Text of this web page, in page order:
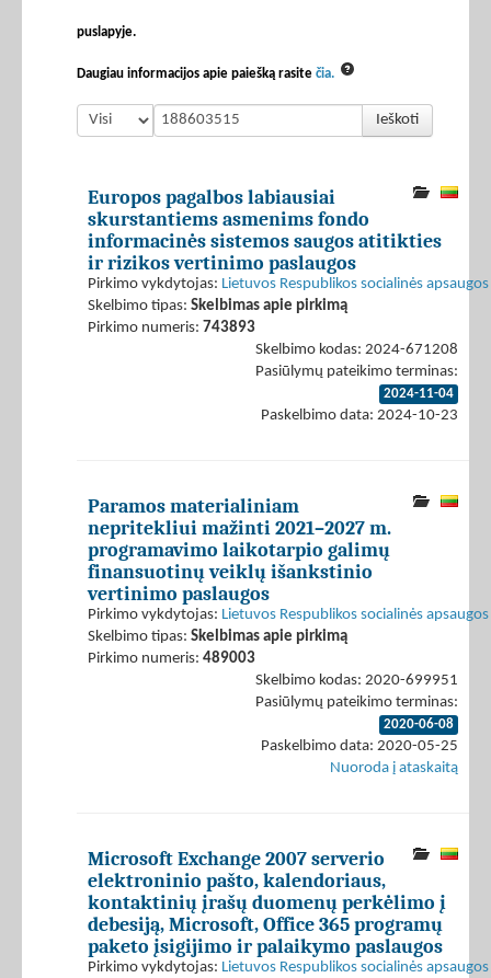
puslapyje.
Daugiau informacijos apie paiešką rasite čia.
Ieškoti
Europos pagalbos labiausiai
skurstantiems asmenims fondo
informacinės sistemos saugos atitikties
ir rizikos vertinimo paslaugos
Pirkimo vykdytojas: Lietuvos Respublikos socialinės
Skelbimo tipas: Skelbimas apie pirkimą
Pirkimo numeris: 743893
Skelbimo kodas: 2024-671208
Pasiūlymų pateikimo terminas:
2024-11-04
Paskelbimo data: 2024-10-23
Paramos materialiniam
nepritekliui mažinti 2021–2027 m.
programavimo laikotarpio galimų
finansuotinų veiklų išankstinio
vertinimo paslaugos
Pirkimo vykdytojas: Lietuvos Respublikos socialinės
Skelbimo tipas: Skelbimas apie pirkimą
Pirkimo numeris: 489003
Skelbimo kodas: 2020-699951
Pasiūlymų pateikimo terminas:
2020-06-08
Paskelbimo data: 2020-05-25
Nuoroda į ataskaitą
Microsoft Exchange 2007 serverio
elektroninio pašto, kalendoriaus,
kontaktinių įrašų duomenų perkėlimo į
debesiją, Microsoft, Office 365 programų
paketo įsigijimo ir palaikymo paslaugos
Pirkimo vykdytojas: Lietuvos Respublikos socialinės